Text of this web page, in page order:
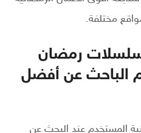
مختلفة.
رمضان
الباحث عن أفضل